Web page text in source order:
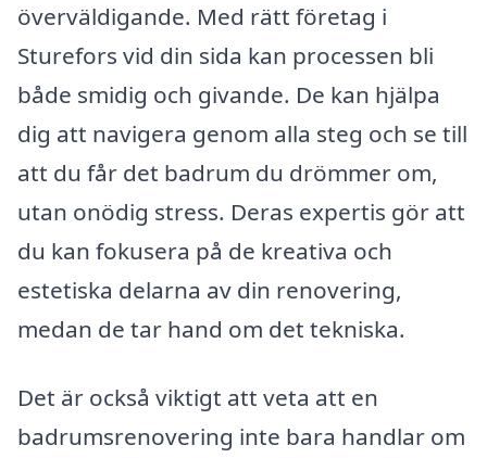
överväldigande. Med rätt företag i
Sturefors vid din sida kan processen bli
både smidig och givande. De kan hjälpa
dig att navigera genom alla steg och se till
att du får det badrum du drömmer om,
utan onödig stress. Deras expertis gör att
du kan fokusera på de kreativa och
estetiska delarna av din renovering,
medan de tar hand om det tekniska.
Det är också viktigt att veta att en
badrumsrenovering inte bara handlar om